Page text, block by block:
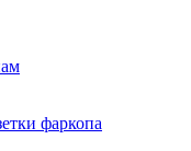
фаркопа